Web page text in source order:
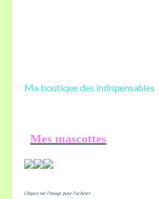
Ma boutique des indispensables
Mes mascottes
Cliquez sur l'image pour l'acheter